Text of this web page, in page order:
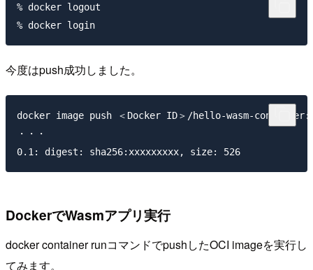
% docker logout
今度はpush成功しました。
docker image push ＜Docker ID＞/hello-wasm-
・・・
DockerでWasmアプリ実行
docker container runコマンドでpushしたOCI imageを実行し
てみます。